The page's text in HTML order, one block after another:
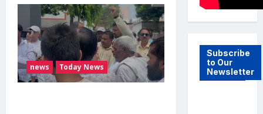
मोदी
नगर
में
आर्य
युवा
संस्कार
अभियान
का
शुभारंभ,
80
news Today News
Subscribe
to Our
Newsletter